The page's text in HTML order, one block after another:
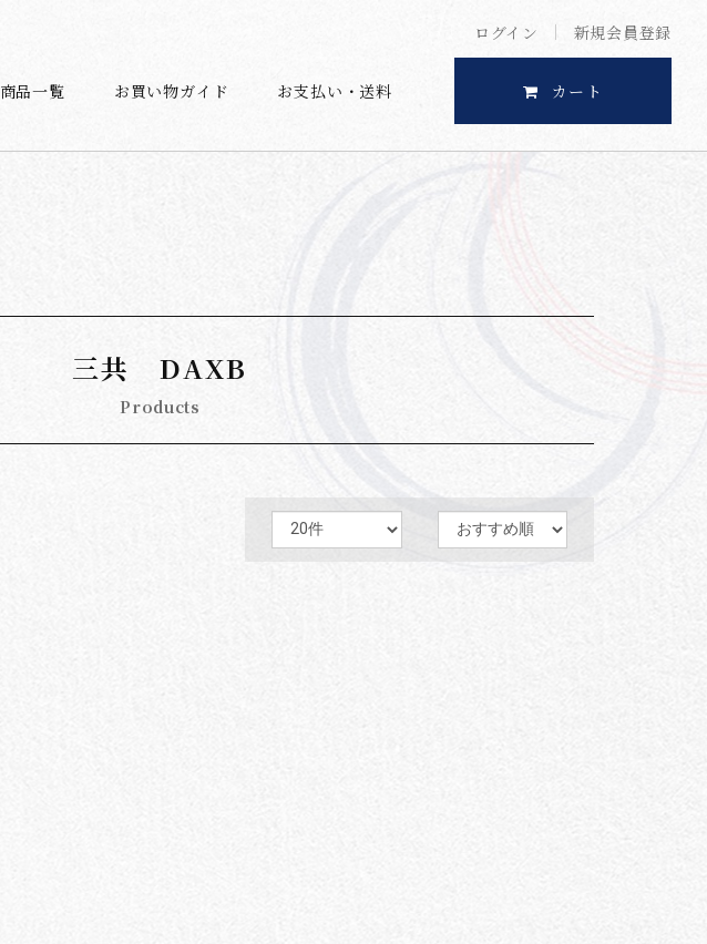
ログイン 新規会員登録
商品一覧 お買い物ガイド お支払い・送料 カート
三共 DAXB
Products